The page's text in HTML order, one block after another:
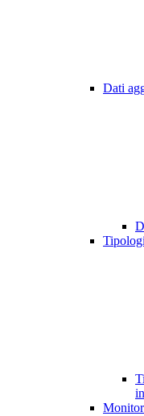
Dati